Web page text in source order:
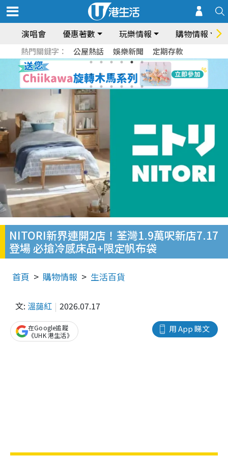
演唱會 優惠著數 玩樂情報 購物情報
熱門關鍵字： 公屋熱話 娛樂新聞 定期存款
NITORI新界連開2店！荃灣1.9萬呎新店7.17
登場 必搶冷感床品+限定帆布袋
首頁 購物情報 生活百貨
文: 溫藹紅 2026.07.17
用 App 睇文
在Google追蹤
《UHK 港生活》